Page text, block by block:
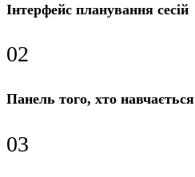
Інтерфейс планування сесій
02
Панель того, хто навчається
03